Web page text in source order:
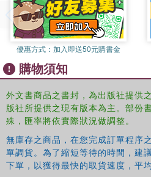
優惠方式： 加入即送50元購書金
購物須知
外文書商品之書封，為出版社提供
版社所提供之現有版本為主。部份
殊，匯率將依實際狀況做調整。
無庫存之商品，在您完成訂單程序
單調貨。為了縮短等待的時間，建
下單，以獲得最快的取貨速度，平